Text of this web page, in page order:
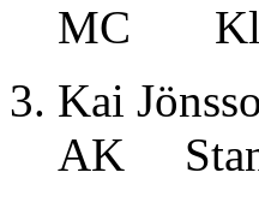
MC
Kai
AK